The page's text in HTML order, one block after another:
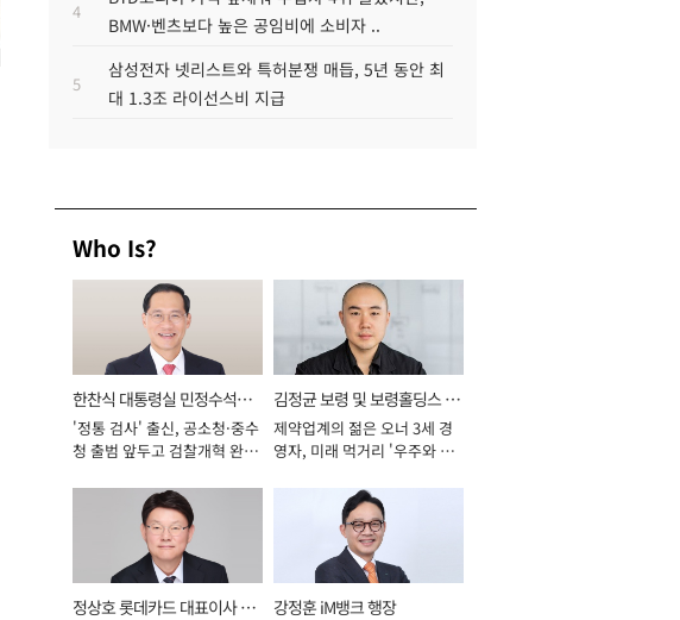
4
BMW·벤츠보다 높은 공임비에 소비자 ..
5
삼성전자 넷리스트와 특허분쟁 매듭, 5년 동안 최
대 1.3조 라이선스비 지급
Who Is?
한찬식 대통령실 민정수석비
서관
'정통 검사' 출신, 공소청·중수
청 출범 앞두고 검찰개혁 완수
김정균 보령 및 보령홀딩스 대
표이사 사장
제약업계의 젊은 오너 3세 경
영자, 미래 먹거리 '우주와 헬
정상호 롯데카드 대표이사 사
강정훈 iM뱅크 행장